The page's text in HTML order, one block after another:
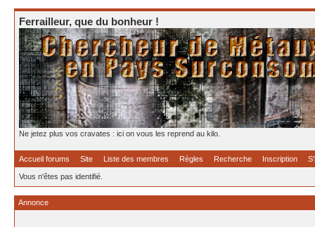
Ferrailleur, que du bonheur !
Ne jetez plus vos cravates : ici on vous les reprend au kilo.
Accueil forums Site Liste des membres Règles Recherche Inscription
Vous n'êtes pas identifié.
Annonce